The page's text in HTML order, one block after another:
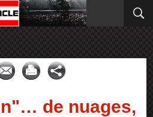
de nuages,